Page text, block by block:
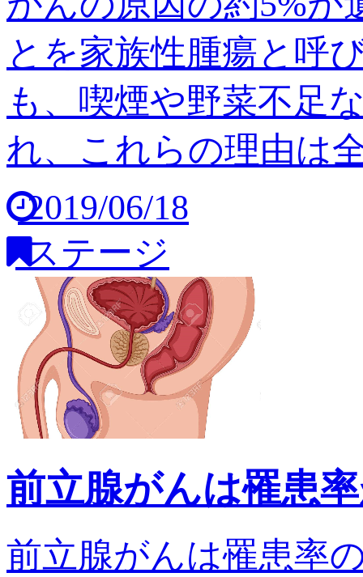
とを家族性腫瘍と呼
も、喫煙や野菜不足
れ、これらの理由は
2019/06/18
ステージ
前立腺がんは罹患
前立腺がんは罹患率